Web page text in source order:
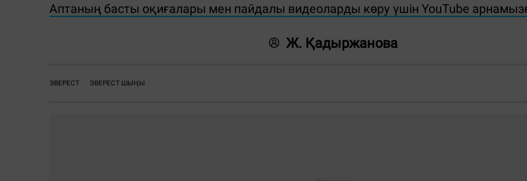
Аптаның басты оқиғалары мен пайдалы видеоларды көру үшін YouTube
Ж. Қадыржанова
ЭВЕРЕСТ ЭВЕРЕСТ ШЫҢЫ